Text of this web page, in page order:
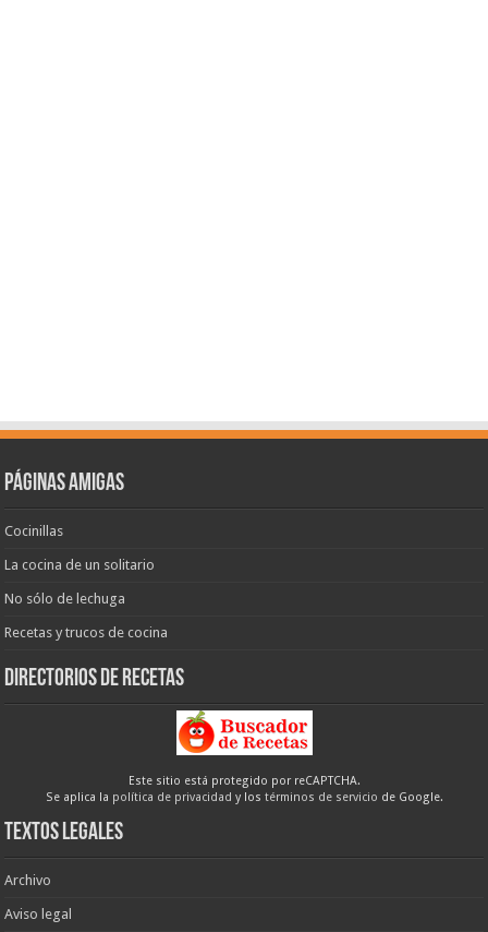
Páginas amigas
Cocinillas
La cocina de un solitario
No sólo de lechuga
Recetas y trucos de cocina
Directorios de recetas
Este sitio está protegido por reCAPTCHA.
Se aplica la política de privacidad y los términos de servicio de Google.
Textos legales
Archivo
Aviso legal